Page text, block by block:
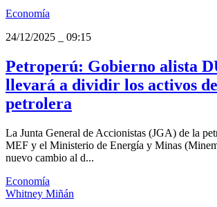
Economía
24/12/2025
09:15
Petroperú: Gobierno alista
llevará a dividir los activos
petrolera
La Junta General de Accionistas (JGA) de la
MEF y el Ministerio de Energía y Minas
nuevo cambio al d...
Economía
Whitney Miñán